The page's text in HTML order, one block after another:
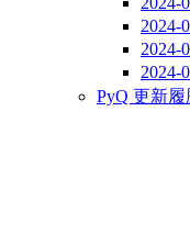
2024-
2024-
2024-
PyQ 更新履